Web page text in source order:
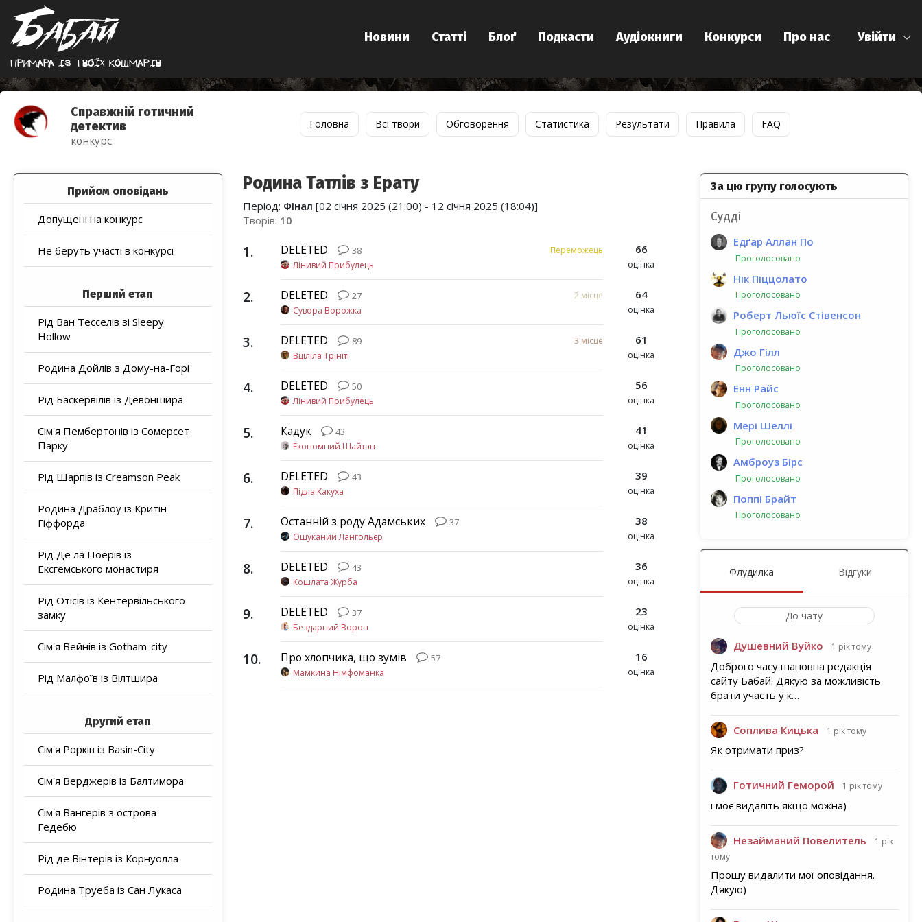
Примара iз твоїх кошмарiв
Увійти
Новини Статті Блоґ Подкасти Аудіокниги Конкурси Про нас
Справжній готичний
детектив
конкурс
Головна Всі твори Обговорення Статистика Результати Правила FAQ
Прийом оповідань
Допущені на конкурс
Не беруть участі в конкурсі
Перший етап
Рід Ван Тесселів зі Sleepy
Hollow
Родина Дойлів з Дому-на-Горі
Рід Баскервілів із Девоншира
Сім'я Пембертонів із Сомерсет
Парку
Рід Шарпів із Creamson Peak
Родина Драблоу із Критін
Гіффорда
Рід Де ла Поерів із
Ексгемського монастиря
Рід Отісів із Кентервільського
замку
Сім'я Вейнів із Gotham-city
Рід Малфоїв із Вілтшира
Другий етап
Сім'я Рорків із Basin-City
Сім'я Верджерів із Балтимора
Сім'я Вангерів з острова
Гедебю
Рід де Вінтерів із Корнуолла
Родина Труеба із Сан Лукаса
Родина Татлів з Ерату
Період: Фінал [02 січня 2025 (21:00) - 12 січня 2025 (18:04)]
Творів: 10
1. DELETED 38
Переможець
Лінивий Прибулець
66
оцінка
2. DELETED 27
2 місце
Сувора Ворожка
64
оцінка
3. DELETED 89
3 місце
Вціліла Трініті
61
оцінка
4. DELETED
50
Лінивий Прибулець
56
оцінка
5. Кадук
43
Економний Шайтан
41
оцінка
6. DELETED
43
Підла Какуха
39
оцінка
7. Останній з роду Адамських
37
Ошуканий Лангольєр
38
оцінка
8. DELETED
43
Кошлата Журба
36
оцінка
9. DELETED
37
Бездарний Ворон
23
оцінка
10. Про хлопчика, що зумів
57
Мамкина Німфоманка
16
оцінка
За цю групу голосують
Судді
Едґар Аллан По
Проголосовано
Нік Піццолато
Проголосовано
Роберт Льюїс Стівенсон
Проголосовано
Джо Гілл
Проголосовано
Енн Райс
Проголосовано
Мері Шеллі
Проголосовано
Амброуз Бірс
Проголосовано
Поппі Брайт
Проголосовано
Флудилка Відгуки
До чату
Душевний Вуйко 1 рік тому
Доброго часу шановна редакція
сайту Бабай. Дякую за можливість
брати участь у к…
Соплива Кицька 1 рік тому
Як отримати приз?
Готичний Геморой 1 рік тому
і моє видаліть якщо можна)
Незайманий Повелитель
1 рік
тому
Прошу видалити мої оповідання.
Дякую)